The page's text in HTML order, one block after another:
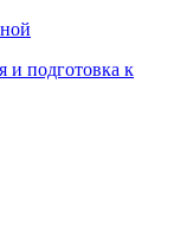
и подготовка к